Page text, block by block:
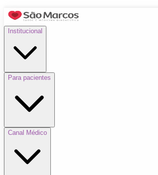
Institucional
Para pacientes
Canal Médico